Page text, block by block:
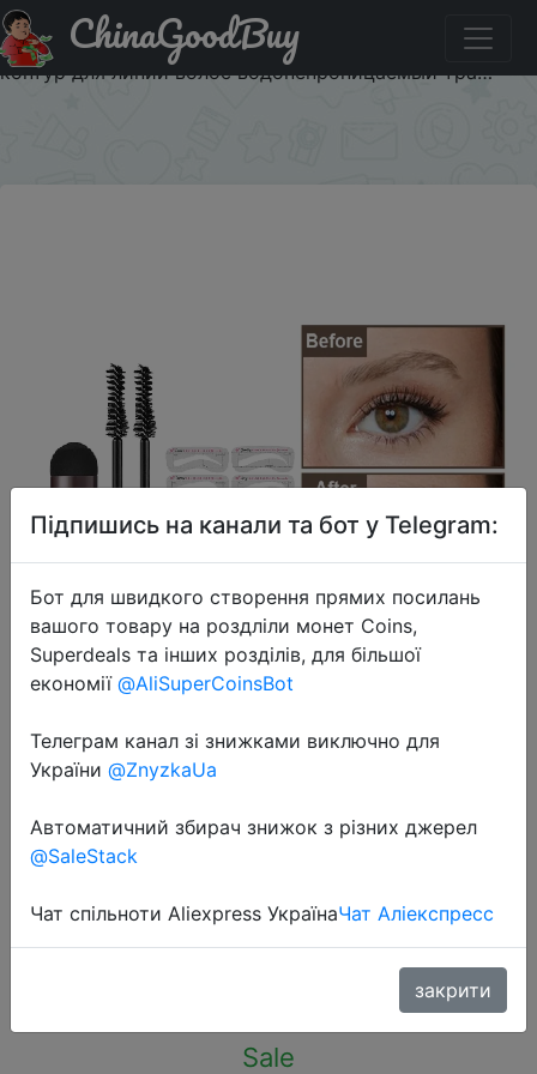
Придбати 2022 набор для формирования одного шага
штамп профессиональная палочка для макияжа бровей
контур для линии волос водонепроницаемый тра…
ChinaGoodBuy
2022 набор для формирования
одного шага штамп
макияжа бровей контур для линии
волос водонепроницаемый тра…
$1.84
Sale
Підпишись на канали та бот у Telegram:
Бот для швидкого створення прямих посилань
вашого товару на роздліли монет Coins,
Superdeals та інших розділів, для більшої
економії @AliSuperCoinsBot
Телеграм канал зі знижками виключно для
України @ZnyzkaUa
Автоматичний збирач знижок з різних джерел
@SaleStack
Чат спільноти Aliexpress УкраїнаЧат Аліекспресс
закрити